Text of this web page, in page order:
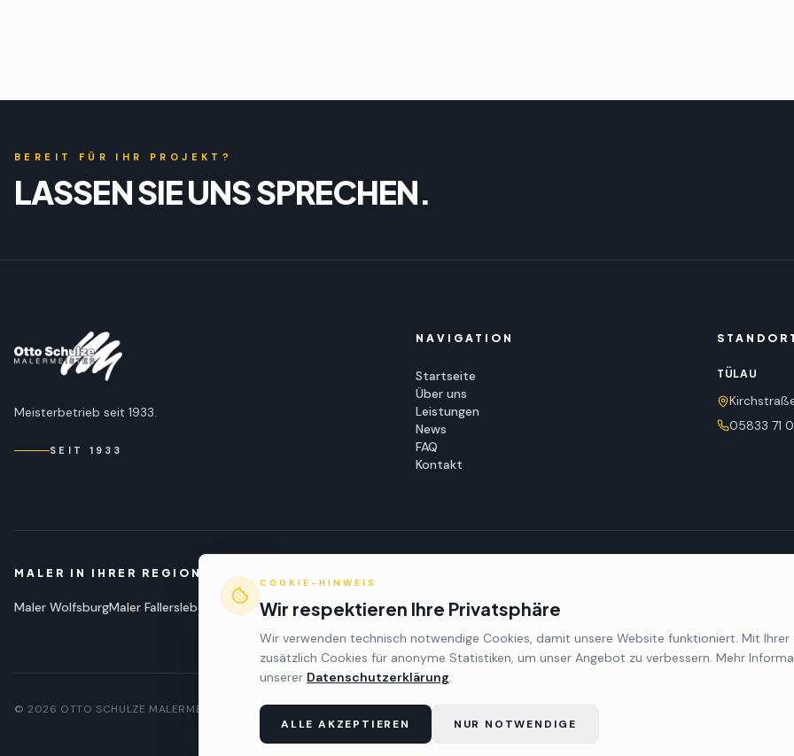
BEREIT FÜR IHR PROJEKT?
LASSEN SIE UNS SPRECHEN.
Meisterbetrieb seit 1933.
SEIT 1933
NAVIGATION
Startseite
Über uns
Leistungen
News
FAQ
Kontakt
TÜLAU
05833 71
MALER IN IHRER REGION
Maler WolfsburgMaler Fallersleben Maler VorsfeldeMalerGifhornMalerWittingenMalerBromeMaler
©2026 OTTO SCHULZE MALERMEISTER E.K.
COOKIE-HINWEIS
Wir respektieren Ihre Privatsphäre
Wir verwenden technisch notwendige Cookies, damit unsere Website funktioniert. Mit
zusätzlich Cookies für anonyme Statistiken, um unser Angebot zu verbessern. Mehr
unserer Datenschutzerklärung.
ALLE AKZEPTIEREN NUR NOTWENDIGE